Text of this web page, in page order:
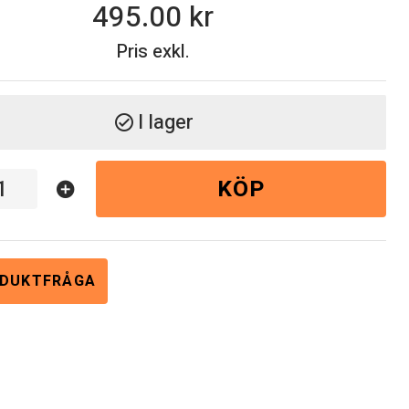
Pris exkl.
495.00
check_circle I lager
add_circle KÖP